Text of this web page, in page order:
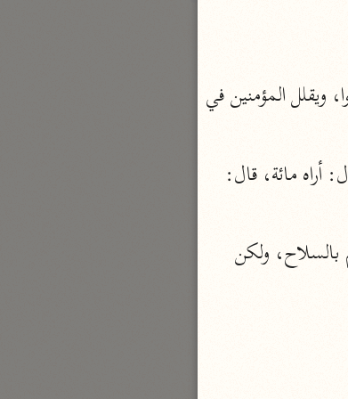
الجلالين
البيان
أنوار التنزيل